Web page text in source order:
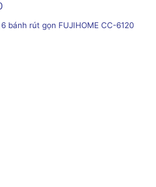
bánh rút gọn FUJIHOME CC-6120